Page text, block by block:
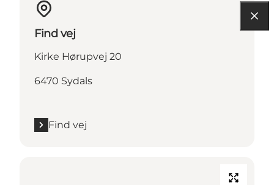
Find vej
Kirke Hørupvej 20
6470 Sydals
Find vej